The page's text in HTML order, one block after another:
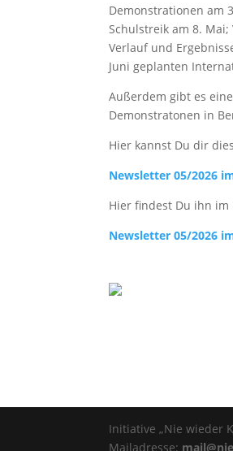
Demonstrationen am
Schulstreik am 8.
Verlauf und
Juni geplanten
Außerdem gibt es
Demonstratonen in
Hier kannst Du dir
Newsletter 05/2026
Hier findest Du ihn im
Newsletter 05/2026
Initiative „Nie wieder
Mailadresse: